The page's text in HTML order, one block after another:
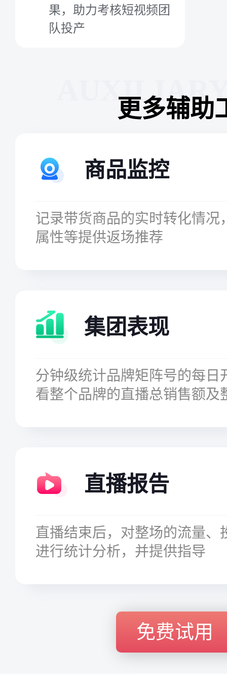
果，助力考核短视频团
队投产
更多辅助
商品监控
记录带货商品的实时转化情况
属性等提供返场推荐
集团表现
分钟级统计品牌矩阵号的每日
看整个品牌的直播总销售额及
直播报告
直播结束后，对整场的流量、
进行统计分析，并提供指导
免费试用